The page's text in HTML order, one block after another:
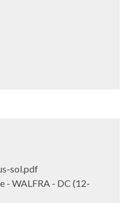
sol.pdf
- WALFRA - DC (12-